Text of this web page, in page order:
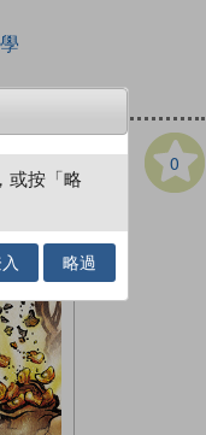
0
或按「略
略過